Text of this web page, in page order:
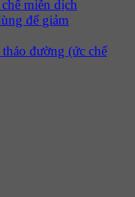
miễn dịch
để giảm
đường (ức chế